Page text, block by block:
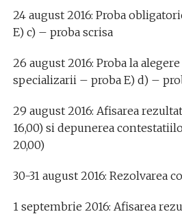
24 august 2016: Proba
E) c) – proba scrisa
26 august 2016: Proba la
specializarii – proba E) d) –
29 august 2016: Afisarea
16,00) si depunerea
20,00)
30-31 august 2016: Rezolvarea
1 septembrie 2016: Afisarea